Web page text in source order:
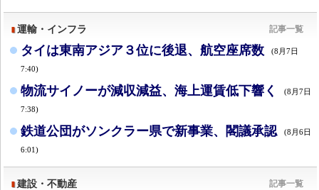
運輸・インフラ 記事一覧
タイは東南アジア３位に後退、航空座席数 (8月7日
7:40)
物流サイノーが減収減益、海上運賃低下響く (8月7日
7:38)
鉄道公団がソンクラー県で新事業、閣議承認 (8月6日
6:01)
建設・不動産 記事一覧